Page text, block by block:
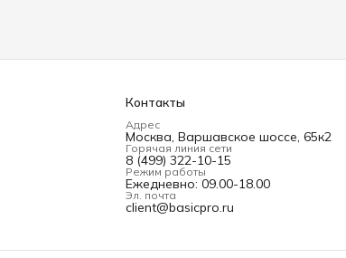
Контакты
Адрес
Москва, Варшавское шоссе, 65к2
Горячая линия сети
8 (499) 322-10-15
Режим работы
Ежедневно: 09.00-18.00
Эл. почта
client@basicpro.ru